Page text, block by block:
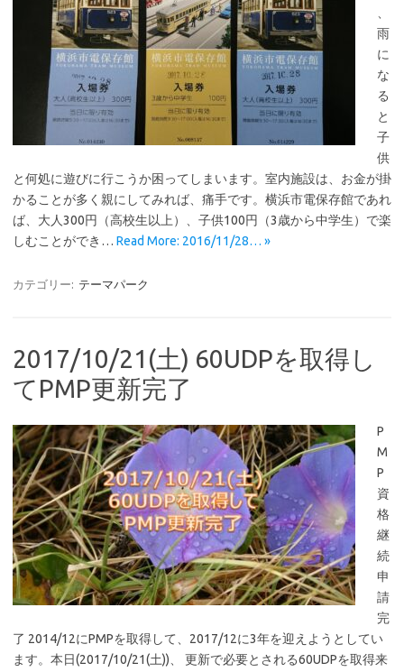
雨
に
な
る
と
子
供
と何処に遊びに行こうか困ってしまいます。室内施設は、お金が掛
かることが多く親にしてみれば、痛手です。横浜市電保存館であれ
ば、大人300円（高校生以上）、子供100円（3歳から中学生）で楽
しむことができ… Read More: 2016/11/28… »
カテゴリー: テーマパーク
2017/10/21(土) 60UDPを取得し
てPMP更新完了
P
M
P
資
格
継
続
申
請
完
了 2014/12にPMPを取得して、2017/12に3年を迎えようとしてい
ます。本日(2017/10/21(土))、 更新で必要とされる60UDPを取得来